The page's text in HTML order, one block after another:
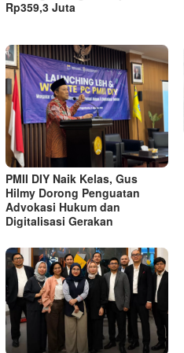
Rp359,3 Juta
PMII DIY Naik Kelas, Gus
Hilmy Dorong Penguatan
Advokasi Hukum dan
Digitalisasi Gerakan